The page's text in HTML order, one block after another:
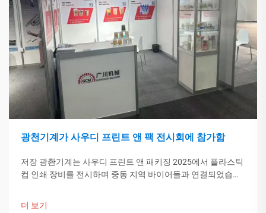
광천기계가 사우디 프린트 앤 팩 전시회에 참가함
저장 광촨기계는 사우디 프린트 앤 패키징 2025에서 플라스틱
컵 인쇄 장비를 전시하며 중동 지역 바이어들과 연결되었습니
더 보기